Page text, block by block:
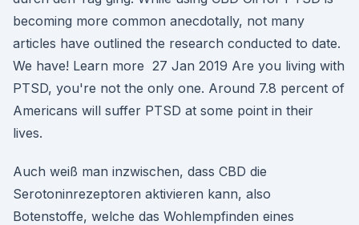
becoming more common anecdotally, not many
articles have outlined the research conducted to date.
We have! Learn more 27 Jan 2019 Are you living with
PTSD, you're not the only one. Around 7.8 percent of
Americans will suffer PTSD at some point in their
lives.
Auch weiß man inzwischen, dass CBD die
Serotoninrezeptoren aktivieren kann, also
Botenstoffe, welche das Wohlempfinden eines